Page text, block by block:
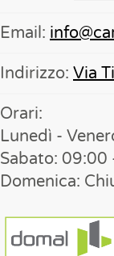
Email:
Indirizzo: Via
Orari:
Lunedì -
Sabato: 09:00
Domenica: